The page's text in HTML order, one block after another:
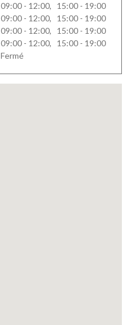
09:00 - 12:00, 15:00 - 19:00
09:00 - 12:00, 15:00 - 19:00
09:00 - 12:00, 15:00 - 19:00
09:00 - 12:00, 15:00 - 19:00
Fermé